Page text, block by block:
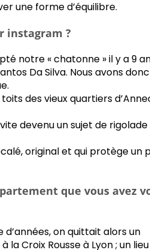
une forme d’équilibre.
instagram ?
notre « chatonne » il y a 9
Da Silva. Nous avons
des vieux quartiers
devenu un sujet de
original et qui protège un
que vous avez
d’années, on quittait alors un
Croix Rousse à Lyon ; un